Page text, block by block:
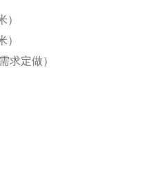
求定做）